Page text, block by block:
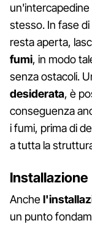
stesso. In fase
resta aperta,
fumi, in modo
senza ostacoli.
desiderata, è
conseguenza
i fumi, prima di
a tutta la
Installazione
Anche
un punto